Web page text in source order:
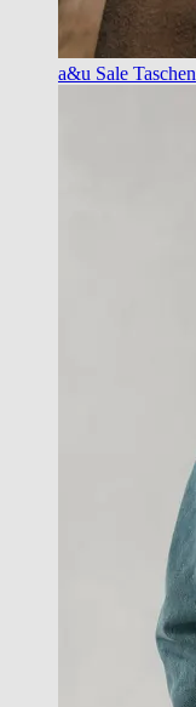
a&u Sale Taschen